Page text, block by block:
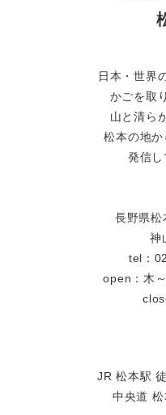
日本・世界
かごを取
山と清ら
松本の地
発信し
長野県
神
tel：
open：木
JR 松本駅
中央道